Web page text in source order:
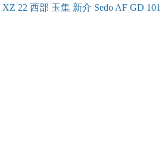
XZ 22 西部 玉集 新介 Sedo AF GD 101